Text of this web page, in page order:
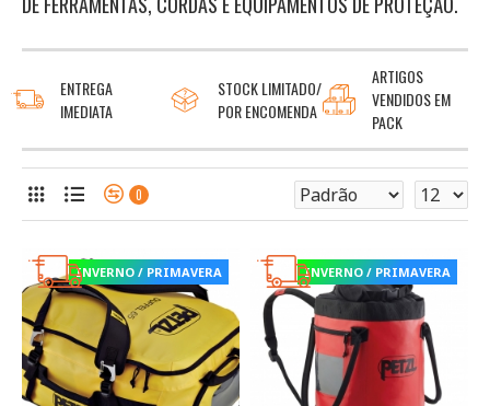
ENTREGA
IMEDIATA
STOCK LIMITADO/
POR ENCOMENDA
ARTIGOS
VENDIDOS EM
PACK
0
INVERNO / PRIMAVERA INVERNO / PRIMAVERA